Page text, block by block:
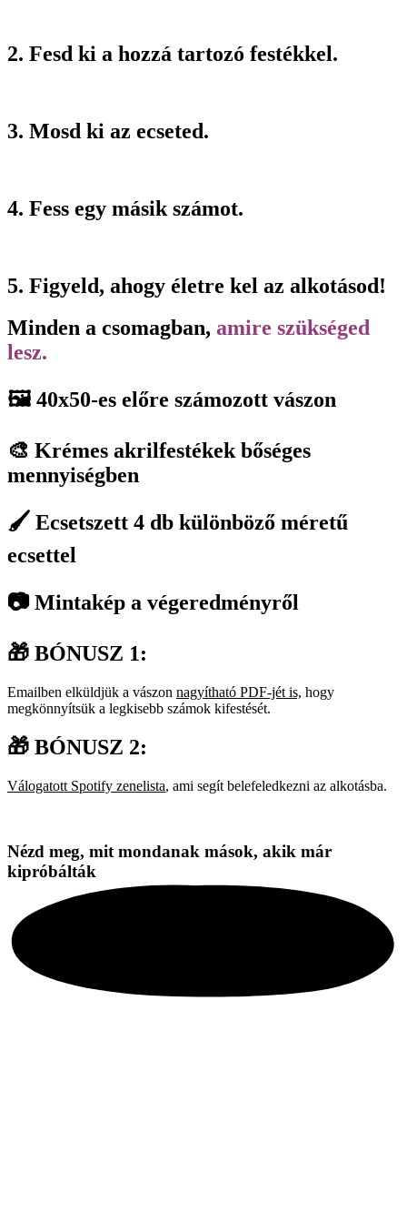
2. Fesd ki a hozzá tartozó festékkel.
3. Mosd ki az ecseted.
4. Fess egy másik számot.
5. Figyeld, ahogy életre kel az alkotásod!
Minden a csomagban, amire szükséged
lesz.
🖼️ 40x50-es előre számozott vászon
🎨 Krémes akrilfestékek bőséges
mennyiségben
🖌️ Ecsetszett 4 db különböző méretű
ecsettel
📷 Mintakép a végeredményről
🎁 BÓNUSZ 1:
Emailben elküldjük a vászon nagyítható PDF-jét is, hogy
megkönnyítsük a legkisebb számok kifestését.
🎁 BÓNUSZ 2:
Válogatott Spotify zenelista, ami segít belefeledkezni az alkotásba.
Nézd meg, mit mondanak mások, akik már
kipróbálták